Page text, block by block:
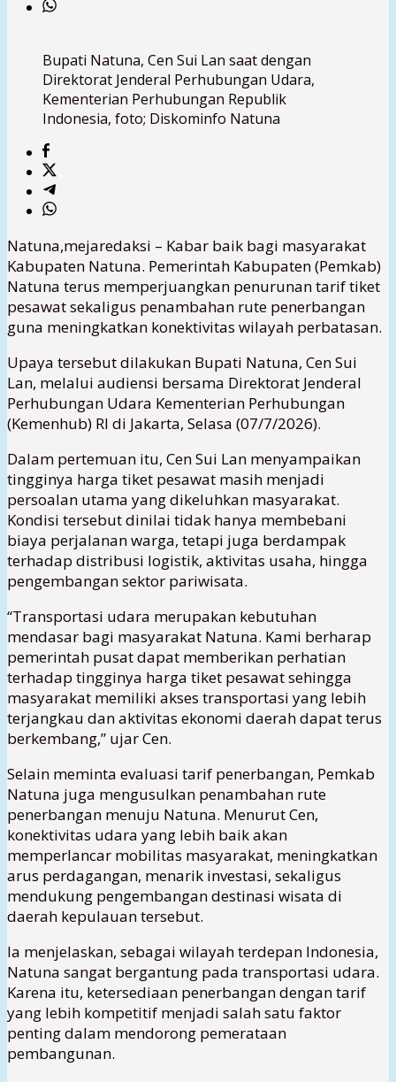
Bupati Natuna, Cen Sui Lan saat dengan
Direktorat Jenderal Perhubungan Udara,
Kementerian Perhubungan Republik
Indonesia, foto; Diskominfo Natuna
Natuna,mejaredaksi – Kabar baik bagi masyarakat
Kabupaten Natuna. Pemerintah Kabupaten (Pemkab)
Natuna terus memperjuangkan penurunan tarif tiket
pesawat sekaligus penambahan rute penerbangan
guna meningkatkan konektivitas wilayah perbatasan.
Upaya tersebut dilakukan Bupati Natuna, Cen Sui
Lan, melalui audiensi bersama Direktorat Jenderal
Perhubungan Udara Kementerian Perhubungan
(Kemenhub) RI di Jakarta, Selasa (07/7/2026).
Dalam pertemuan itu, Cen Sui Lan menyampaikan
tingginya harga tiket pesawat masih menjadi
persoalan utama yang dikeluhkan masyarakat.
Kondisi tersebut dinilai tidak hanya membebani
biaya perjalanan warga, tetapi juga berdampak
terhadap distribusi logistik, aktivitas usaha, hingga
pengembangan sektor pariwisata.
“Transportasi udara merupakan kebutuhan
mendasar bagi masyarakat Natuna. Kami berharap
pemerintah pusat dapat memberikan perhatian
terhadap tingginya harga tiket pesawat sehingga
masyarakat memiliki akses transportasi yang lebih
terjangkau dan aktivitas ekonomi daerah dapat terus
berkembang,” ujar Cen.
Selain meminta evaluasi tarif penerbangan, Pemkab
Natuna juga mengusulkan penambahan rute
penerbangan menuju Natuna. Menurut Cen,
konektivitas udara yang lebih baik akan
memperlancar mobilitas masyarakat, meningkatkan
arus perdagangan, menarik investasi, sekaligus
mendukung pengembangan destinasi wisata di
daerah kepulauan tersebut.
Ia menjelaskan, sebagai wilayah terdepan Indonesia,
Natuna sangat bergantung pada transportasi udara.
Karena itu, ketersediaan penerbangan dengan tarif
yang lebih kompetitif menjadi salah satu faktor
penting dalam mendorong pemerataan
pembangunan.